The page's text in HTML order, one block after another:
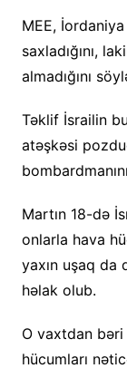
MEE,
saxladığını,
almadığını
Təklif İsrailin
atəşkəsi
Martın 18-də
onlarla hava
yaxın uşaq da
həlak olub.
O vaxtdan bəri
hücumları